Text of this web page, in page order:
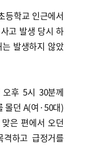
등학교 인근에서
고 발생 당시 하
발생하지 않았
후 5시 30분께
몰던 A(여·50대)
은 편에서 오던
하고 급정거를